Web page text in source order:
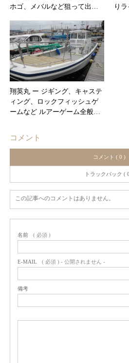
ホゴ、メバルなど狙って出…
り
翔英丸 ー ジギング、キャステ
ィング、ロックフィッシュゲ
ームなど ルアーゲーム全般…
コメント
コメント ( 0 )
トラックバック (
この記事へのコメントはありません。
名前 ( 必須 )
E-MAIL ( 必須 ) - 公開されません -
備考